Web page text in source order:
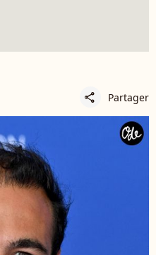
share Partager